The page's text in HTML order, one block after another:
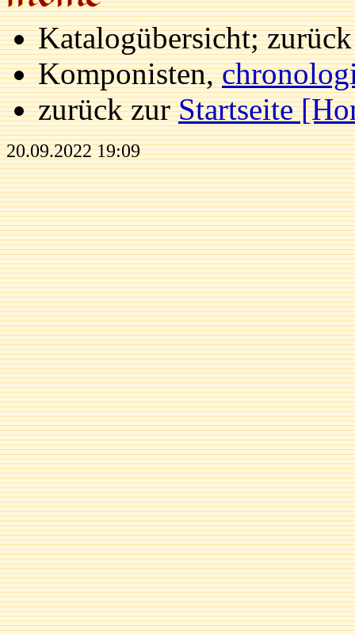
Katalogübersicht;
Komponisten,
zurück zurStartseite
20.09.2022 19:09